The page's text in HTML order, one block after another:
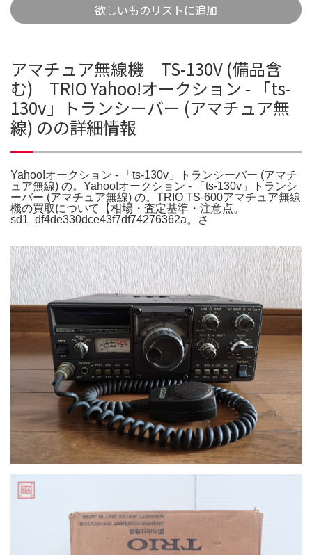
欲しいものリストに追加
アマチュア無線機 TS-130V (備品含
む) TRIO Yahoo!オークション - 「ts-
130v」トランシーバー (アマチュア無
線) のの詳細情報
Yahoo!オークション - 「ts-130v」トランシーバー (アマチ
ュア無線) の。Yahoo!オークション - 「ts-130v」トランシ
ーバー (アマチュア無線) の。TRIO TS-600アマチュア無線
機の買取について【相場・査定基準・注意点。
sd1_df4de330dce43f7df74276362a。さ